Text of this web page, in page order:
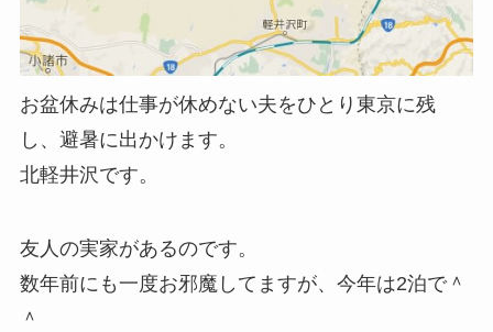
お盆休みは仕事が休めない夫をひとり東京に残
し、避暑に出かけます。
北軽井沢です。
友人の実家があるのです。
数年前にも一度お邪魔してますが、今年は2泊で＾
＾